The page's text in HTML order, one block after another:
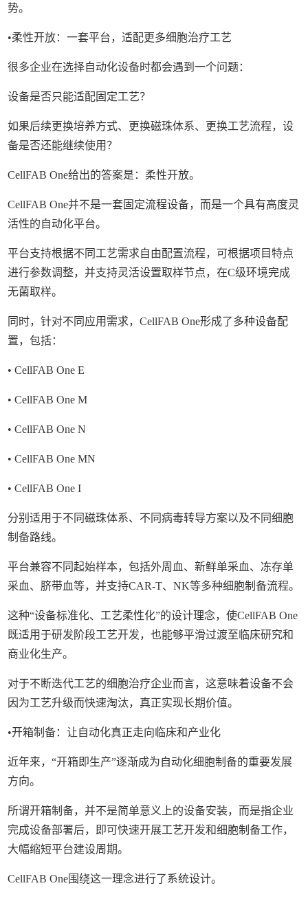
势。
•柔性开放：一套平台，适配更多细胞治疗工艺
很多企业在选择自动化设备时都会遇到一个问题：
设备是否只能适配固定工艺？
如果后续更换培养方式、更换磁珠体系、更换工艺流程，设
备是否还能继续使用？
CellFAB One给出的答案是：柔性开放。
CellFAB One并不是一套固定流程设备，而是一个具有高度灵
活性的自动化平台。
平台支持根据不同工艺需求自由配置流程，可根据项目特点
进行参数调整，并支持灵活设置取样节点，在C级环境完成
无菌取样。
同时，针对不同应用需求，CellFAB One形成了多种设备配
置，包括：
• CellFAB One E
• CellFAB One M
• CellFAB One N
• CellFAB One MN
• CellFAB One I
分别适用于不同磁珠体系、不同病毒转导方案以及不同细胞
制备路线。
平台兼容不同起始样本，包括外周血、新鲜单采血、冻存单
采血、脐带血等，并支持CAR-T、NK等多种细胞制备流程。
这种“设备标准化、工艺柔性化”的设计理念，使CellFAB One
既适用于研发阶段工艺开发，也能够平滑过渡至临床研究和
商业化生产。
对于不断迭代工艺的细胞治疗企业而言，这意味着设备不会
因为工艺升级而快速淘汰，真正实现长期价值。
•开箱制备：让自动化真正走向临床和产业化
近年来，“开箱即生产”逐渐成为自动化细胞制备的重要发展
方向。
所谓开箱制备，并不是简单意义上的设备安装，而是指企业
完成设备部署后，即可快速开展工艺开发和细胞制备工作，
大幅缩短平台建设周期。
CellFAB One围绕这一理念进行了系统设计。